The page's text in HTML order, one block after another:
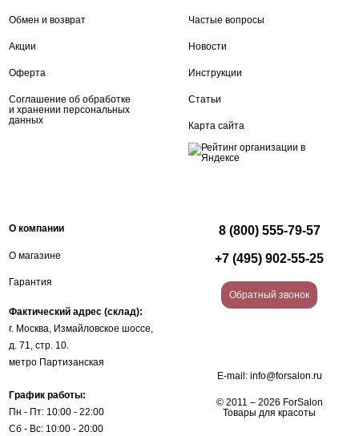
Обмен и возврат
Акции
Оферта
Соглашение об обработке
и хранении персональных
данных
Частые вопросы
Новости
Инструкции
Статьи
Карта сайта
О компании
О магазине
Гарантия
Фактический адрес (склад):
г. Москва, Измайловское шоссе,
д. 71, стр. 10.
метро Партизанская
График работы:
Пн - Пт: 10:00 - 22:00
Сб - Вс: 10:00 - 20:00
8 (800) 555-79-57
+7 (495) 902-55-25
Обратный звонок
E-mail: info@forsalon.ru
© 2011 – 2026 ForSalon
Товары для красоты